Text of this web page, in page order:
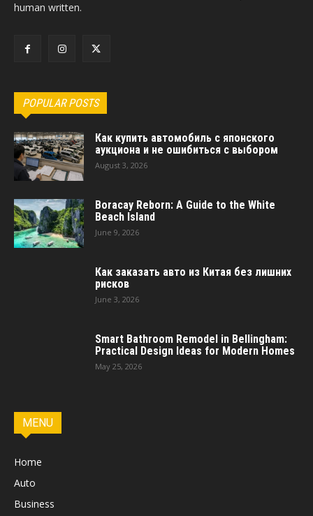
human written.
POPULAR POSTS
Как купить автомобиль с японского
аукциона и не ошибиться с выбором
August 3, 2026
Boracay Reborn: A Guide to the White
Beach Island
June 9, 2026
Как заказать авто из Китая без лишних
рисков
June 3, 2026
Smart Bathroom Remodel in Bellingham:
Practical Design Ideas for Modern Homes
May 25, 2026
MENU
Home
Auto
Business